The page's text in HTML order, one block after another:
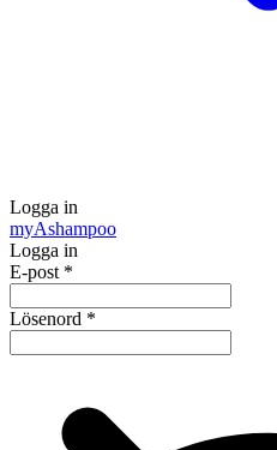
Logga in
myAshampoo
Logga in
E-post *
Lösenord *